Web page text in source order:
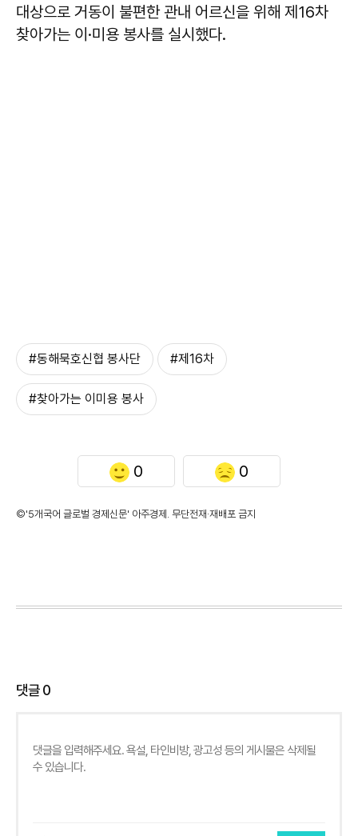
대상으로 거동이 불편한 관내 어르신을 위해 제16차
찾아가는 이·미용 봉사를 실시했다.
#동해묵호신협 봉사단 #제16차
#찾아가는 이미용 봉사
0 0
©'5개국어 글로벌 경제신문' 아주경제. 무단전재·재배포 금지
댓글0